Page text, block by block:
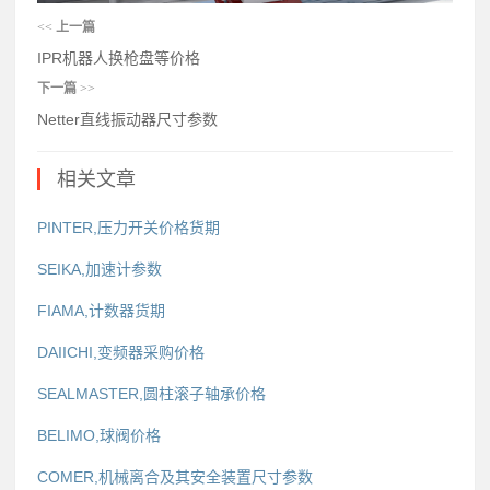
<< 上一篇
IPR机器人换枪盘等价格
下一篇 >>
Netter直线振动器尺寸参数
相关文章
PINTER,压力开关价格货期
SEIKA,加速计参数
FIAMA,计数器货期
DAIICHI,变频器采购价格
SEALMASTER,圆柱滚子轴承价格
BELIMO,球阀价格
COMER,机械离合及其安全装置尺寸参数